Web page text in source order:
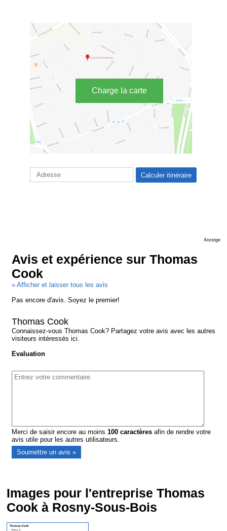
Charge la carte
Anzeige
Avis et expérience sur Thomas
Cook
» Afficher et laisser tous les avis
Pas encore d'avis. Soyez le premier!
Thomas Cook
Connaissez-vous Thomas Cook? Partagez votre avis avec les autres
visiteurs intéressés ici.
Evaluation
Merci de saisir encore au moins100 caractères afin de rendre votre
avis utile pour les autres utilisateurs.
Images pour l'entreprise Thomas
Cook à Rosny-Sous-Bois